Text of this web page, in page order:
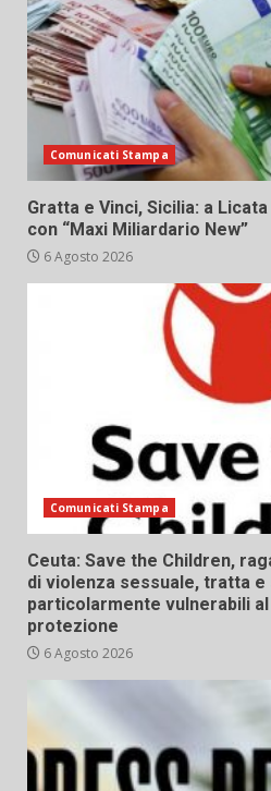
Comunicati Stampa
Gratta e Vinci, Sicilia: a
con “Maxi Miliardario New”
6 Agosto 2026
Comunicati Stampa
Ceuta: Save the Children,
di violenza sessuale, tratta
particolarmente vulnerabili
protezione
6 Agosto 2026